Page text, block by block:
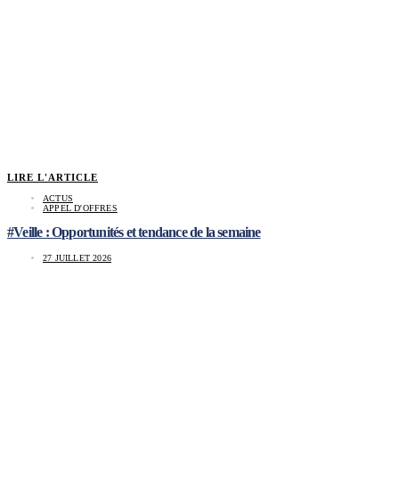
LIRE L'ARTICLE
ACTUS
APPEL D'OFFRES
#Veille : Opportunités et tendance de la semaine
27 JUILLET 2026